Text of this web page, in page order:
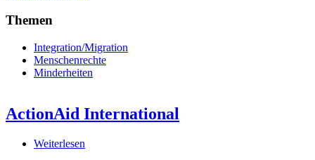
Themen
Integration/Migration
Menschenrechte
Minderheiten
ActionAid International
Weiterlesen